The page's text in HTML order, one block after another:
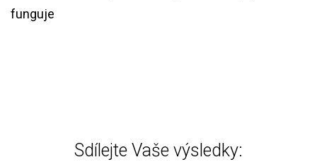
funguje
Sdílejte Vaše výsledky: